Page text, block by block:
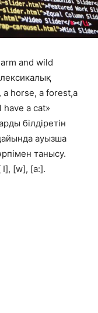
and wild
a horse, a forest,a
have a cat»
білдіретін
ауызша
танысу.
[w], [a:].